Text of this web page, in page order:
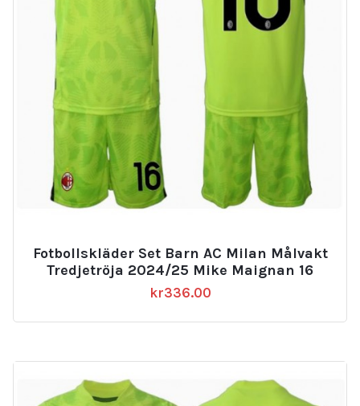
Fotbollskläder Set Barn AC Milan Målvakt
Tredjetröja 2024/25 Mike Maignan 16
kr336.00